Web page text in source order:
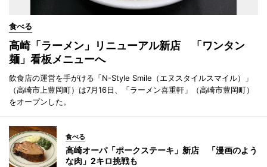
食べる
高崎「ラーメン」リニューアル新店 「ワンタン
麺」看板メニューへ
飲食店の運営を手がける「N-Style Smile（エヌスタイルスマイル）」
（高崎市上豊岡町）は7月16日、「ラーメン喜重軒」（高崎市豊岡町）
をオープンした。
食べる
高崎オーパ「ポークステーキ」新店 「漫画のよう
な肉」2キロ挑戦も